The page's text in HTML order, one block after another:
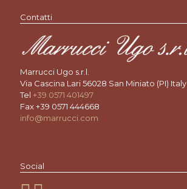
Contatti
Marrucci Ugo s.r.l.
Via Cascina Lari 56028 San Miniato (PI) Italy
Tel +39 0571 401497
Fax +39 0571 444668
info@marrucci.com
Social